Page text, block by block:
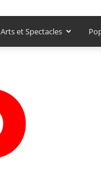
Arts et Spectacles